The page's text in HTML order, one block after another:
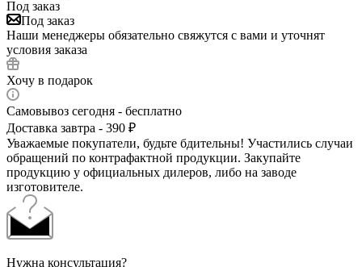
Под заказ
Под заказ
Наши менеджеры обязательно свяжутся с вами и уточнят
условия заказа
Хочу в подарок
Самовывоз сегодня - бесплатно
Доставка завтра - 390 ₽
Уважаемые покупатели, будьте бдительны! Участились случаи
обращений по контрафактной продукции. Закупайте
продукцию у официальных дилеров, либо на заводе
изготовителе.
Нужна консультация?